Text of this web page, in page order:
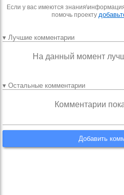
Если у вас имеются
помочь проекту
▾ Лучшие комментарии
На данный момент
▾ Остальные комментарии
Комментарии
Добавить